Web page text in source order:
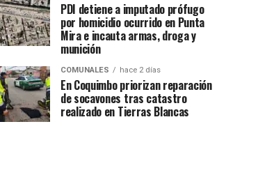
PDI detiene a imputado prófugo
por homicidio ocurrido en Punta
Mira e incauta armas, droga y
munición
COMUNALES hace 2 días
En Coquimbo priorizan reparación
de socavones tras catastro
realizado en Tierras Blancas